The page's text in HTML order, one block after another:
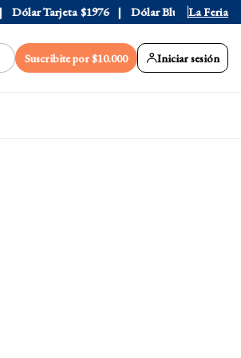
Dólar Tarjeta $1976 Dólar Blue $1530La Feria
Suscribite por $10.000 Iniciar sesión